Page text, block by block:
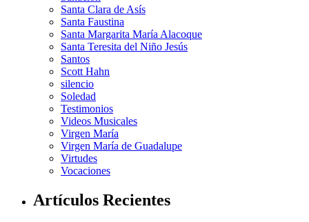
Santa Clara de Asís
Santa Faustina
Santa Margarita María Alacoque
Santa Teresita del Niño Jesús
Santos
Scott Hahn
silencio
Soledad
Testimonios
Videos Musicales
Virgen María
Virgen María de Guadalupe
Virtudes
Vocaciones
Artículos Recientes